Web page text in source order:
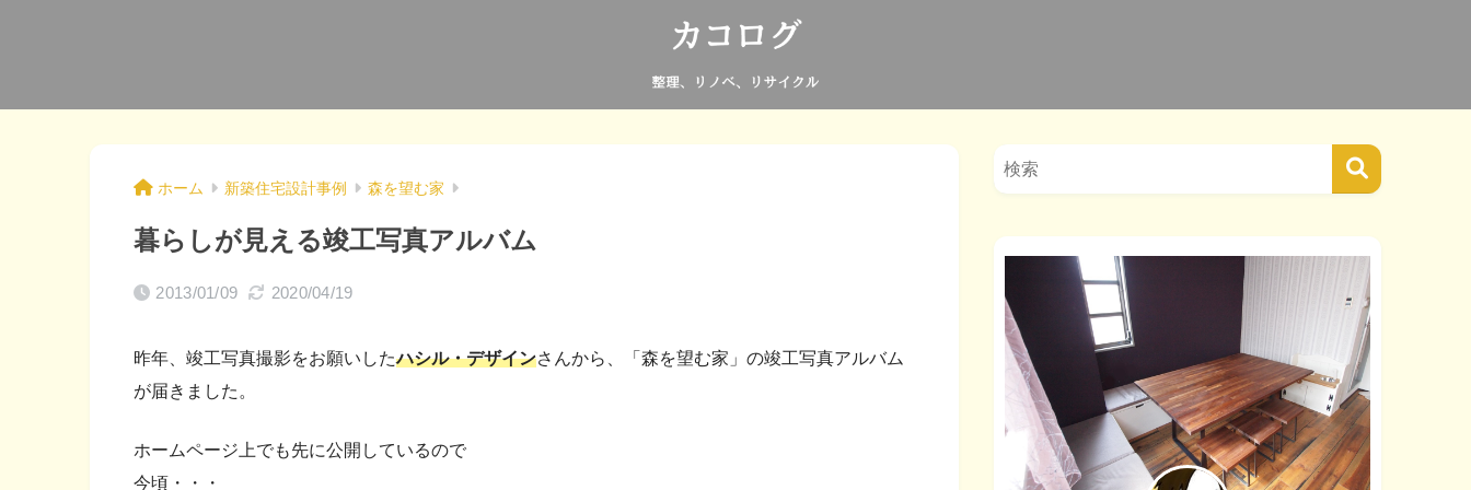
ホーム 新築住宅設計事例 森を望む家
暮らしが見える竣工写真アルバム
2013/01/09 2020/04/19
昨年、竣工写真撮影をお願いしたハシル・デザインさんから、「森を望む家」の竣工写真アルバム
が届きました。
ホームページ上でも先に公開しているので
今頃・・・